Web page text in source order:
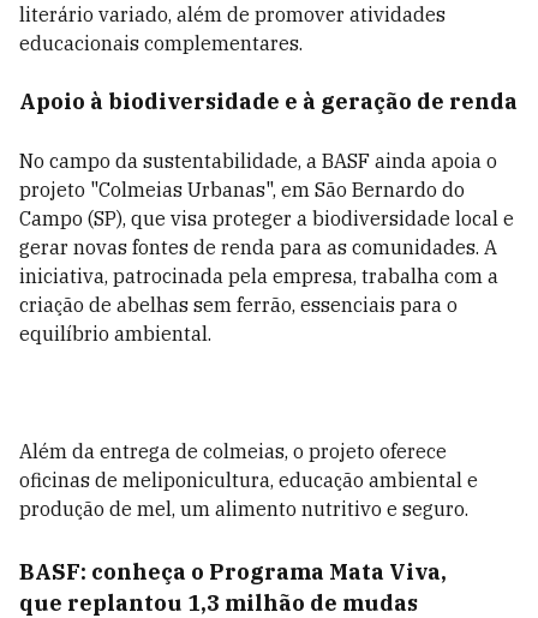
literário variado, além de promover atividades
educacionais complementares.
Apoio à biodiversidade e à geração de renda
No campo da sustentabilidade, a BASF ainda apoia o
projeto "Colmeias Urbanas", em São Bernardo do
Campo (SP), que visa proteger a biodiversidade local e
gerar novas fontes de renda para as comunidades. A
iniciativa, patrocinada pela empresa, trabalha com a
criação de abelhas sem ferrão, essenciais para o
equilíbrio ambiental.
Além da entrega de colmeias, o projeto oferece
oficinas de meliponicultura, educação ambiental e
produção de mel, um alimento nutritivo e seguro.
BASF: conheça o Programa Mata Viva,
que replantou 1,3 milhão de mudas